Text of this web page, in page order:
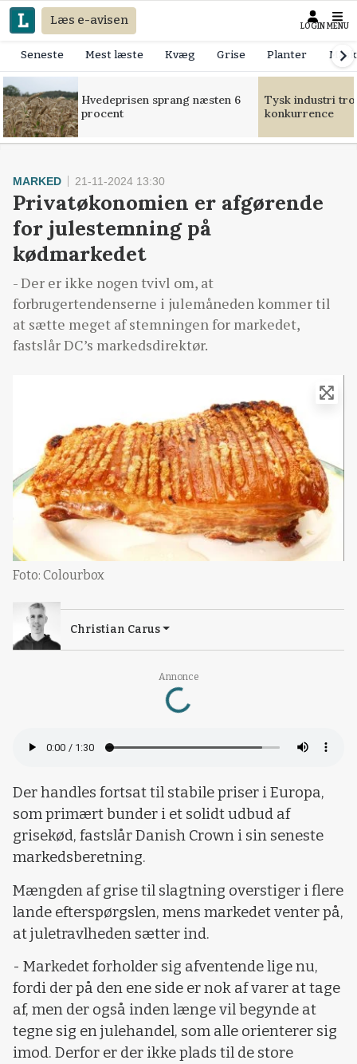
Læs e-avisen LOGIN MENU
Seneste Mest læste Kvæg Grise Planter
Hvedeprisen sprang næsten 6
procent
Tysk industri
konkurrence
Annonce
Loading...
MARKED 21-11-2024 13:30
Privatøkonomien er afgørende
for julestemning på
kødmarkedet
- Der er ikke nogen tvivl om, at
forbrugertendenserne i julemåneden kommer til
at sætte meget af stemningen for markedet,
fastslår DC’s markedsdirektør.
Foto: Colourbox
Christian Carus
Der handles fortsat til stabile priser i Europa,
som primært bunder i et solidt udbud af
grisekød, fastslår Danish Crown i sin seneste
markedsberetning.
Mængden af grise til slagtning overstiger i flere
lande efterspørgslen, mens markedet venter på,
at juletravlheden sætter ind.
- Markedet forholder sig afventende lige nu,
fordi der på den ene side er nok af varer at tage
af, men der også inden længe vil begynde at
tegne sig en julehandel, som alle orienterer sig
imod. Derfor er der ikke plads til de store